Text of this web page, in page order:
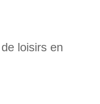
loisirs en